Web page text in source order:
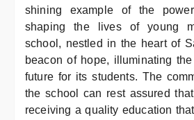
shining example of the
shaping the lives of young
school, nestled in the heart of
beacon of hope, illuminating
future for its students. The
the school can rest assured
receiving a quality education